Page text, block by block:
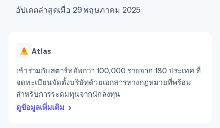
เงิน
มากกว่า 125
Boost
ยกระดับการ
ยอมรับการ
ชำระเงิน
การชำระเงินที่
รวดเร็วขึ้น
ล่วงหน้า
Tax
ขายและ VAT
ระบบ
อัตโนมัติ
สำหรับการ
ทำบัญชี
Stripe
Sigma
Data
การชำระเงินในแอป
ตามอุตสาหกรรม
เกม
จัดการการชำระเงินตาม
บริการด้วยเอเจนต์
แหล่งข้อมูล
ตำแหน่งงาน
ห้องข่าว
Stripe Press
การติดต่อ
อัปเดตล่าสุดเมื่อ 29 พฤษภาคม 2025
Atlas
เข้าร่วมกับสตาร์ทอัพกว่า 100,000 รายจาก 180 ประเทศ ที่
จดทะเบียนจัดตั้งบริษัทด้วยเอกสารทางกฎหมายที่พร้อม
สำหรับการระดมทุนจากนักลงทุน
ดูข้อมูลเพิ่มเติม